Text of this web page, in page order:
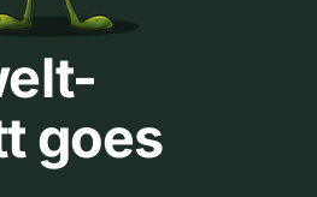
goes